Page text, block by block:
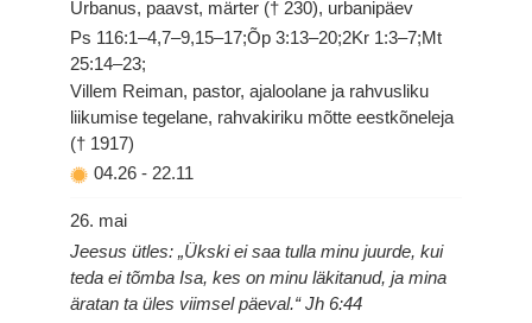
Urbanus, paavst, märter († 230), urbanipäev
Ps 116:1–4,7–9,15–17;Õp 3:13–20;2Kr 1:3–7;Mt
25:14–23;
Villem Reiman, pastor, ajaloolane ja rahvusliku
liikumise tegelane, rahvakiriku mõtte eestkõneleja
(† 1917)
04.26 - 22.11
26. mai
Jeesus ütles: „Ükski ei saa tulla minu juurde, kui
teda ei tõmba Isa, kes on minu läkitanud, ja mina
äratan ta üles viimsel päeval.“ Jh 6:44